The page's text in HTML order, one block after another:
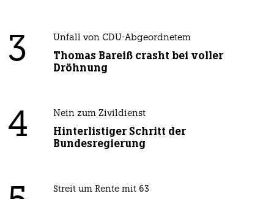
3 Unfall von CDU-Abgeordnetem
Thomas Bareiß crasht bei voller
Dröhnung
4 Nein zum Zivildienst
Hinterlistiger Schritt der
Bundesregierung
Streit um Rente mit 63